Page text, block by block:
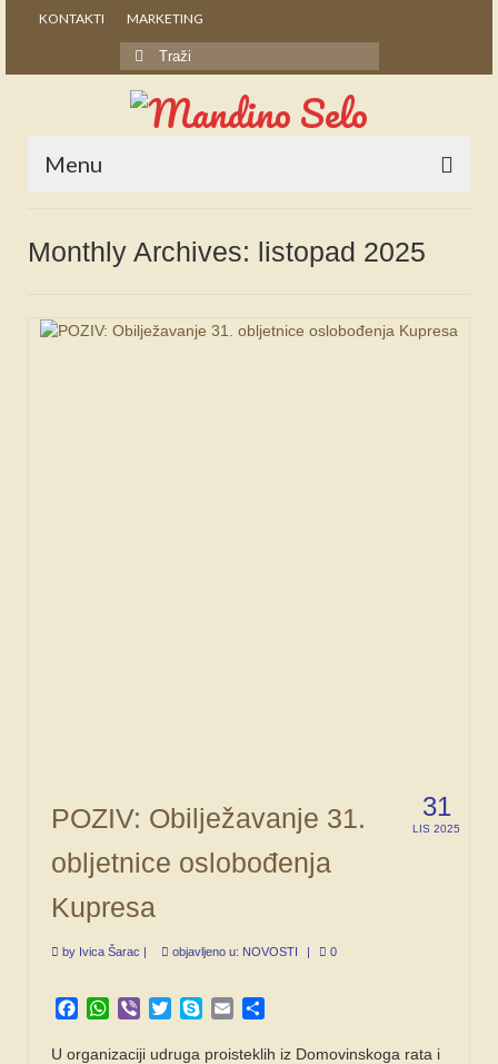
KONTAKTI MARKETING
Search
for:
Menu
NOVOSTI
Monthly Archives: listopad 2025
31
LIS 2025
POZIV: Obilježavanje 31.
obljetnice oslobođenja
Kupresa
by Ivica Šarac | objavljeno u: NOVOSTI | 0
Facebook
WhatsApp
Viber TwitterSkypeEmail
U organizaciji udruga proisteklih iz Domovinskoga rata i